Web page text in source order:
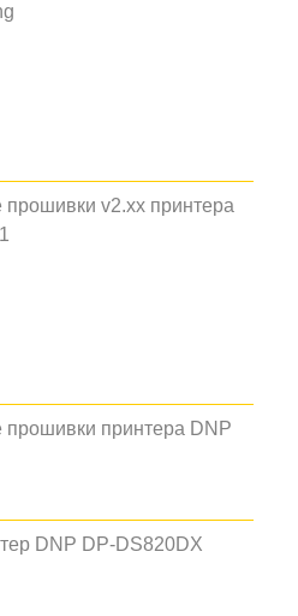
v2.xx принтера
принтера DNP
DNP DP-DS820DX